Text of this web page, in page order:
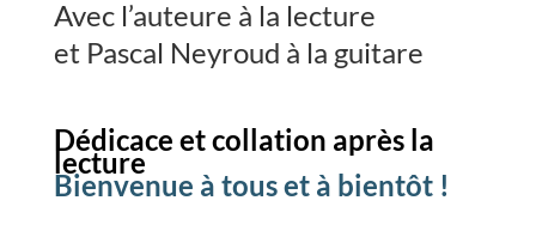
Avec l’auteure à la lecture
et Pascal Neyroud à la guitare
Dédicace et collation après la
lecture
Bienvenue à tous et à bientôt !